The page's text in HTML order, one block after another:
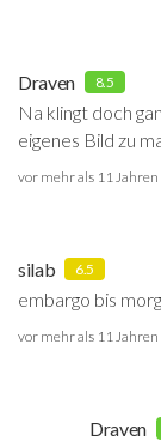
Draven 8.5
Na klingt doch
eigenes Bild zu
vor mehr als 11 Jahren
silab 6.5
embargo bis
vor mehr als 11 Jahren
Draven